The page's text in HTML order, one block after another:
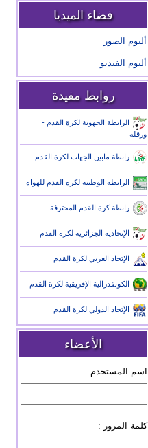
فضاء الميديا
ألبوم الصور
ألبوم الفيديو
روابط مفيدة
الرابطة الجهوية لكرة القدم -
ورقلة
رابطة مابين الجهات لكرة القدم
الرابطة الوطنية لكرة القدم للهواة
رابطة كرة القدم المحترفة
الإتحادية الجزائرية لكرة القدم
الإتحاد العربي لكرة القدم
الكونفدرالية الإفريقية لكرة القدم
الإتحاد الدولي لكرة القدم
الأعضاء
اسم المستخدم:
كلمة المرور :